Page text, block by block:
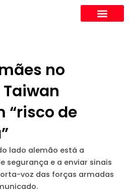
no
“risco de
lado alemão está a
segurança e a enviar sinais
voz das forças armadas